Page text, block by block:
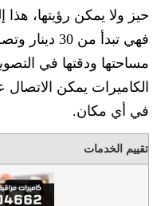
حيز ولا يمكن رؤيتها، هذا
مساحتها ودقتها في
في أي مكان.
تقييم الخدمات